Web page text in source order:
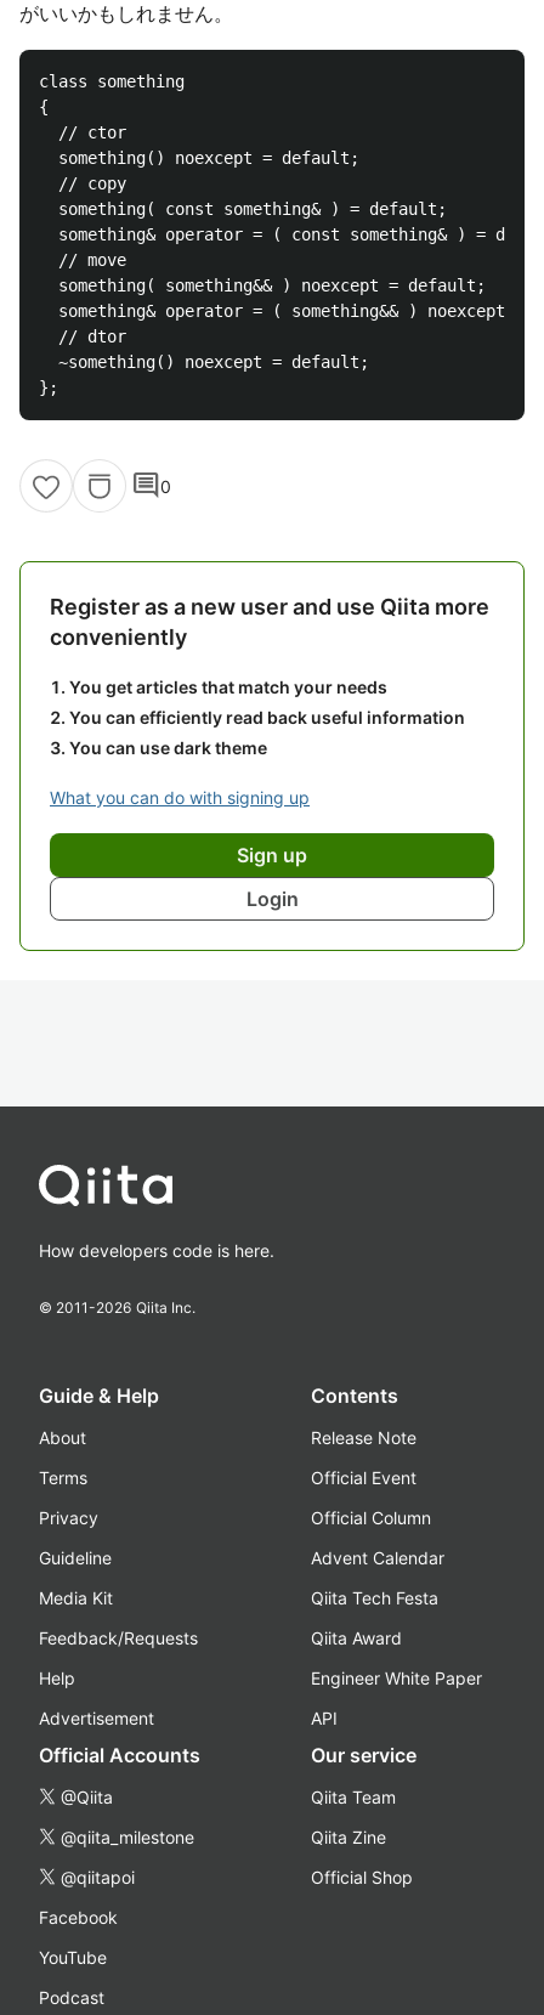
がいいかもしれません。
class something
{
  // ctor
  something() noexcept = default;
  // copy
  something( const something& ) = default;
something& operator = ( const something& ) =
  // move
  something( something&& ) noexcept = default;
something& operator = ( something&& ) noexcept =
  // dtor
  ~something() noexcept = default;
comment0
Register as a new user and use Qiita more
conveniently
You get articles that match your needs
You can efficiently read back useful information
You can use dark theme
What you can do with signing up
Sign up
Login
How developers code is here.
© 2011-2026 Qiita Inc.
Guide & Help
About
Terms
Privacy
Guideline
Media Kit
Feedback/Requests
Help
Advertisement
Contents
Release Note
Official Event
Official Column
Advent Calendar
Qiita Tech Festa
Qiita Award
Engineer White Paper
API
Official Accounts
@Qiita
@qiita_milestone
@qiitapoi
Facebook
YouTube
Podcast
Our service
Qiita Team
Qiita Zine
Official Shop